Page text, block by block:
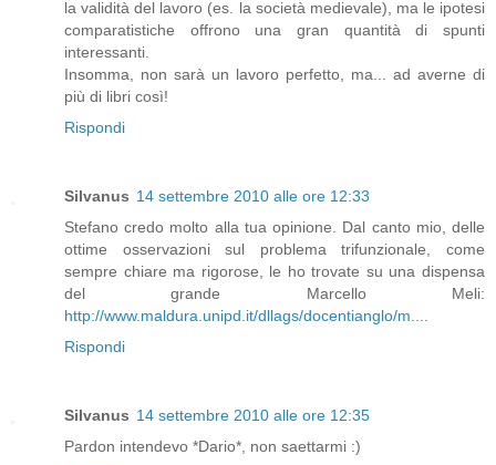
la validità del lavoro (es. la società medievale), ma le ipotesi
comparatistiche offrono una gran quantità di spunti
interessanti.
Insomma, non sarà un lavoro perfetto, ma... ad averne di
più di libri così!
Rispondi
Silvanus 14 settembre 2010 alle ore 12:33
Stefano credo molto alla tua opinione. Dal canto mio, delle
ottime osservazioni sul problema trifunzionale, come
sempre chiare ma rigorose, le ho trovate su una dispensa
del grande Marcello Meli:
http://www.maldura.unipd.it/dllags/docentianglo/m...
Rispondi
Silvanus 14 settembre 2010 alle ore 12:35
Pardon intendevo *Dario*, non saettarmi :)